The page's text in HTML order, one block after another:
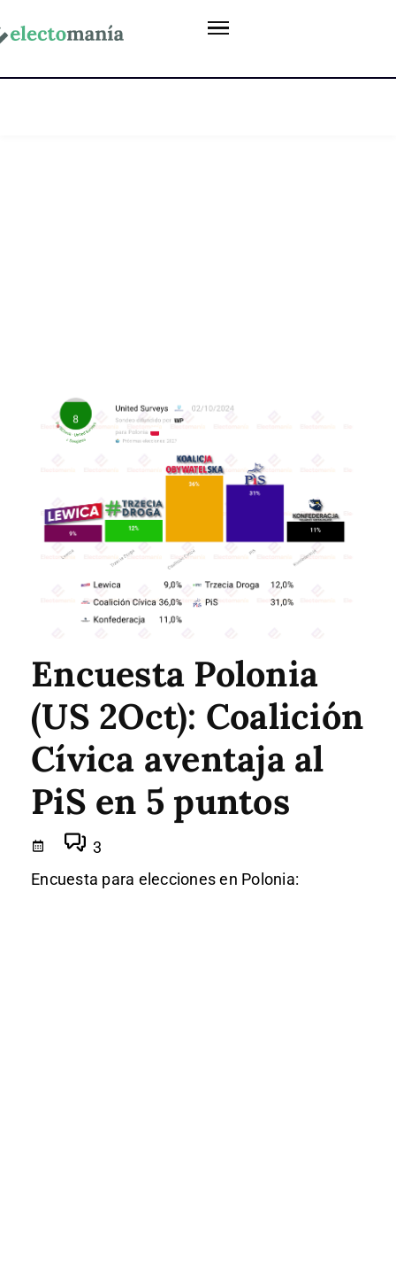
Encuesta Polonia
(US 2Oct): Coalición
Cívica aventaja al
PiS en 5 puntos
3
Encuesta para elecciones en Polonia: